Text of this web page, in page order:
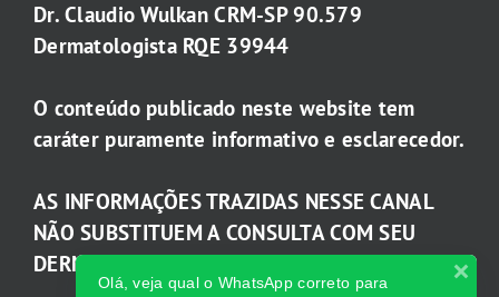
Dr. Claudio Wulkan CRM-SP 90.579
Dermatologista RQE 39944
O conteúdo publicado neste website tem
caráter puramente informativo e esclarecedor.
AS INFORMAÇÕES TRAZIDAS NESSE CANAL
NÃO SUBSTITUEM A CONSULTA COM SEU
DERMATOLOGISTA.
Olá, veja qual o WhatsApp correto para